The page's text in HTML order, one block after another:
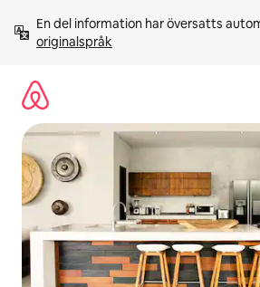
innehåll
En del information har översatts
originalspråk